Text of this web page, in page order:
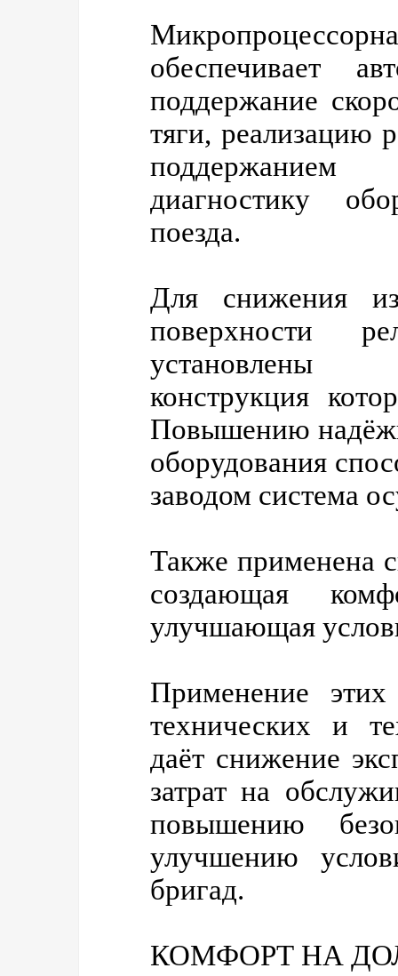
обеспечивает
поддержание
тяги, реализацию
поддержанием
диагностику
поезда.
Для снижения
поверхности
установлены
конструкция
Повышению
оборудования
заводом система
Также применена
создающая
улучшающая
Применение
технических и
даёт снижение
затрат на
повышению
улучшению
бригад.
КОМФОРТ НА